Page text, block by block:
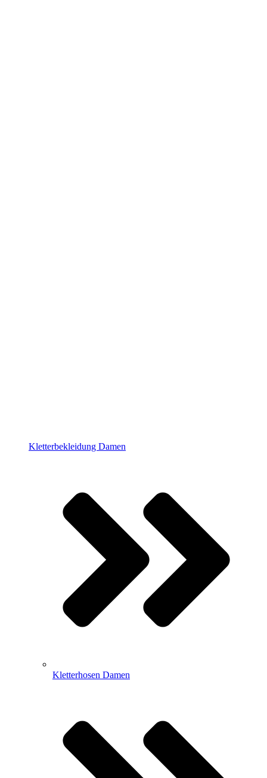
Kletterbekleidung Damen
Kletterhosen Damen